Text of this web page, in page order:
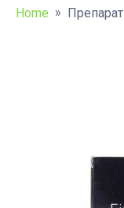
Home »